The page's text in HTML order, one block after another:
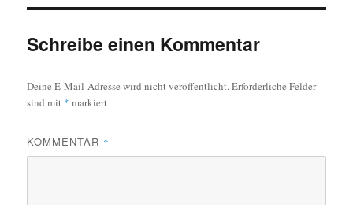
Schreibe einen Kommentar
Deine E-Mail-Adresse wird nicht veröffentlicht.Erforderliche Felder
sind mit * markiert
KOMMENTAR *